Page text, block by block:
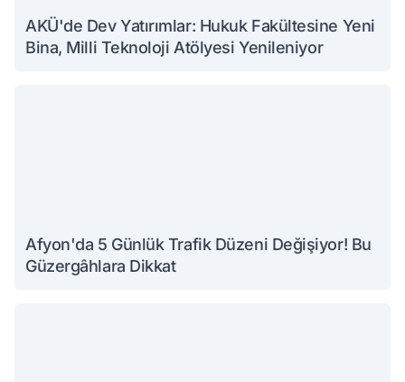
AKÜ'de Dev Yatırımlar: Hukuk Fakültesine Yeni
Bina, Milli Teknoloji Atölyesi Yenileniyor
Afyon'da 5 Günlük Trafik Düzeni Değişiyor! Bu
Güzergâhlara Dikkat